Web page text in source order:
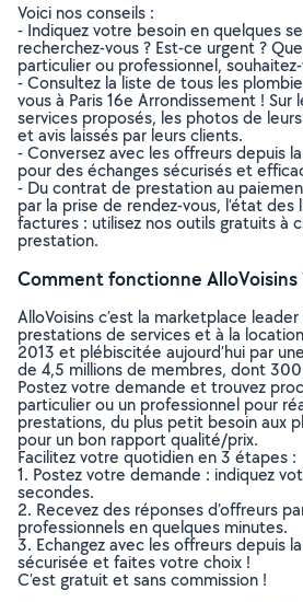
Voici nos conseils :
- Indiquez votre besoin en quelques
recherchez-vous ? Est-ce urgent ?
particulier ou professionnel,
- Consultez la liste de tous les
vous à Paris 16e Arrondissement !
services proposés, les photos de
et avis laissés par leurs clients.
- Conversez avec les offreurs depuis
pour des échanges sécurisés et
- Du contrat de prestation au
par la prise de rendez-vous, l’état
factures : utilisez nos outils gratuits à
prestation.
Comment fonctionne AlloVoisins
AlloVoisins c’est la marketplace
prestations de services et à la
2013 et plébiscitée aujourd’hui par
de 4,5 millions de membres, dont
Postez votre demande et trouvez
particulier ou un professionnel pour
prestations, du plus petit besoin aux
pour un bon rapport qualité/prix.
Facilitez votre quotidien en 3 étapes :
1. Postez votre demande : indiquez
secondes.
2. Recevez des réponses d’offreurs
professionnels en quelques minutes.
3. Echangez avec les offreurs depuis
sécurisée et faites votre choix !
C’est gratuit et sans commission !